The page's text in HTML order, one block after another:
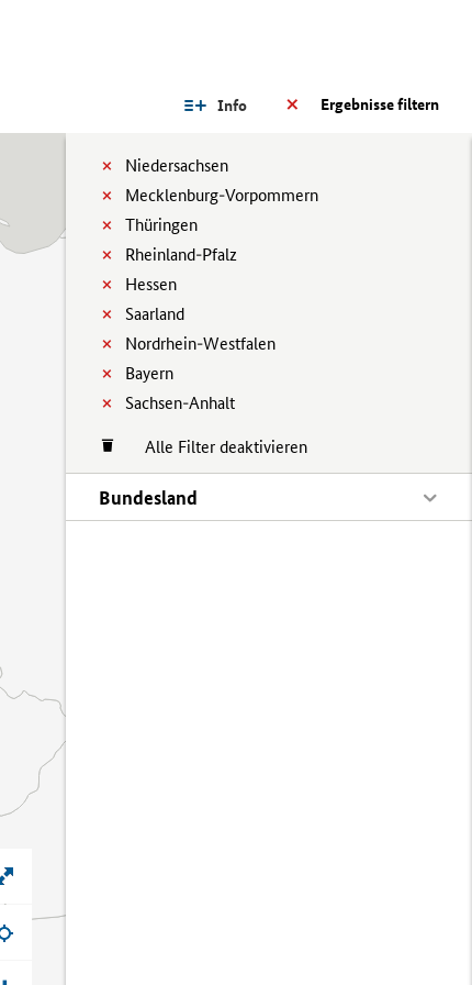
Ergebnisse filtern
Info
Niedersachsen
Mecklenburg-Vorpommern
Thüringen
Rheinland-Pfalz
Hessen
Saarland
Nordrhein-Westfalen
Bayern
Sachsen-Anhalt
Alle Filter deaktivieren
Bundesland